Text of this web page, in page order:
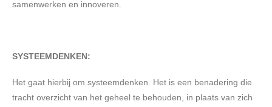
samenwerken en innoveren.
SYSTEEMDENKEN:
Het gaat hierbij om systeemdenken. Het is een benadering die
tracht overzicht van het geheel te behouden, in plaats van zich